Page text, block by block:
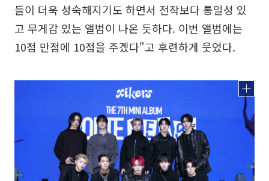
들이 더욱 성숙해지기도 하면서 전작보다 통일성 있
고 무게감 있는 앨범이 나온 듯하다. 이번 앨범에는
10점 만점에 10점을 주겠다"고 후련하게 웃었다.